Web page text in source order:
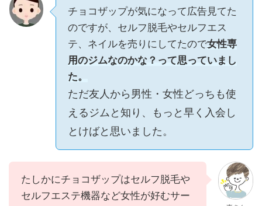
チョコザップが気になって広告見てた
のですが、セルフ脱毛やセルフエス
テ、ネイルを売りにしてたので女性専
用のジムなのかな？って思っていまし
た。
ただ友人から男性・女性どっちも使
えるジムと知り、もっと早く入会し
とけばと思いました。
たしかにチョコザップはセルフ脱毛や
セルフエステ機器など女性が好むサー